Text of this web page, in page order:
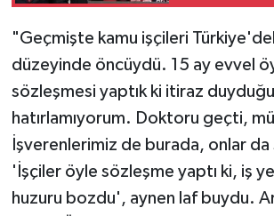
"Geçmişte kamu işçileri
düzeyinde öncüydü. 15 ay evvel
sözleşmesi yaptık ki itiraz
hatırlamıyorum. Doktoru geçti,
İşverenlerimiz de burada, onlar da
'İşçiler öyle sözleşme yaptı ki, iş
huzuru bozdu', aynen laf buydu.